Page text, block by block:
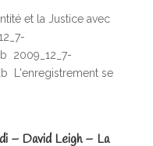
et la Justice avec
2009_12_7-
L'enregistrement se
– David Leigh – La